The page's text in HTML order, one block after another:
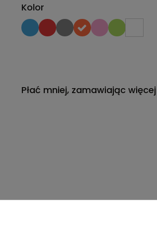
Kolor
Płać mniej, zamawiając więcej